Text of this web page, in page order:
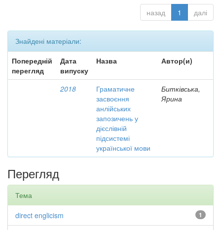
назад 1 далі
Знайдені матеріали:
Попередній
перегляд
Дата
випуску
Назва Автор(и)
2018
Граматичне
засвоєння
анлійських
запозичень у
дієслівній
підсистемі
української мови
Битківська,
Ярина
Перегляд
Тема
1
direct englicism